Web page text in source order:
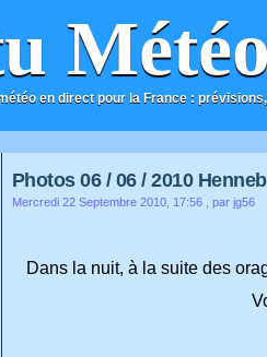
en direct pour la France :
Photos 06 / 06 / 2010
Mercredi 22 Septembre 2010, 17:56 , par jg56
Dans la nuit, à la suite des